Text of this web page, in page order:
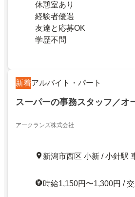
休憩室あり
経験者優遇
友達と応募OK
学歴不問
新着アルバイト・パート
スーパーの事務スタッフ／オ
アークランズ株式会社
新潟市西区 小新 / 小針駅
時給1,150円〜1,300円 /